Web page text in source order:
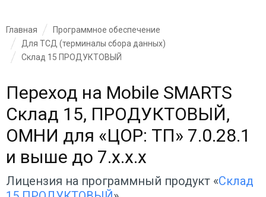
Главная
Программное обеспечение
Для ТСД (терминалы сбора данных)
Склад 15 ПРОДУКТОВЫЙ
Переход на Mobile SMARTS
Склад 15, ПРОДУКТОВЫЙ,
ОМНИ для «ЦОР: ТП» 7.0.28.1
и выше до 7.x.x.x
Лицензия на программный продукт «Склад